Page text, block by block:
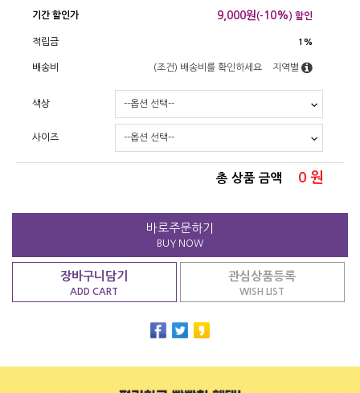
기간 할인가 9,000원(- 10%) 할인
적립금 1%
배송비 (조건) 배송비를 확인하세요 지역별
색상
사이즈
총 상품 금액 0 원
바로주문하기
BUY NOW
장바구니담기
ADD CART
관심상품등록
WISH LIST